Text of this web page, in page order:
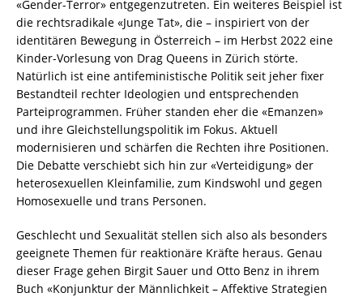
«Gender-Terror» entgegenzutreten. Ein weiteres Beispiel ist
die rechtsradikale «Junge Tat», die – inspiriert von der
identitären Bewegung in Österreich – im Herbst 2022 eine
Kinder-Vorlesung von Drag Queens in Zürich störte.
Natürlich ist eine antifeministische Politik seit jeher fixer
Bestandteil rechter Ideologien und entsprechenden
Parteiprogrammen. Früher standen eher die «Emanzen»
und ihre Gleichstellungspolitik im Fokus. Aktuell
modernisieren und schärfen die Rechten ihre Positionen.
Die Debatte verschiebt sich hin zur «Verteidigung» der
heterosexuellen Kleinfamilie, zum Kindswohl und gegen
Homosexuelle und trans Personen.
Geschlecht und Sexualität stellen sich also als besonders
geeignete Themen für reaktionäre Kräfte heraus. Genau
dieser Frage gehen Birgit Sauer und Otto Benz in ihrem
Buch «Konjunktur der Männlichkeit – Affektive Strategien